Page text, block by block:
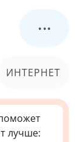
...
ИНТЕРНЕТ
СИСТЕМА
лучше: